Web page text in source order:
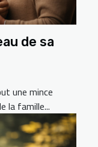
de sa
une mince
la famille...